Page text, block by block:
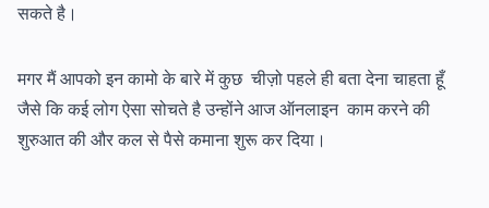
सकते है।
मगर मैं आपको इन कामो के बारे में कुछ चीज़ो पहले ही बता देना चाहता हूँ
जैसे कि कई लोग ऐसा सोचते है उन्होंने आज ऑनलाइन काम करने की
शुरुआत की और कल से पैसे कमाना शुरू कर दिया।